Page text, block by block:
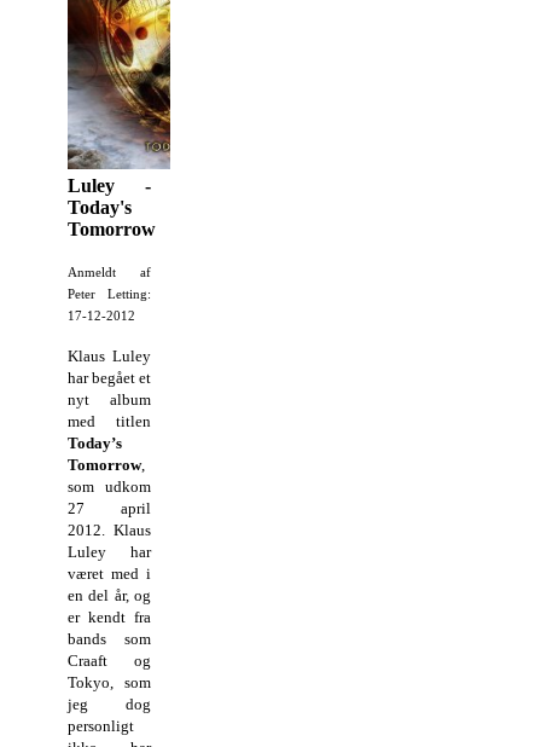
Luley -
Today's
Tomorrow
Anmeldt af
Peter Letting:
17-12-2012
Klaus Luley
har begået et
nyt album
med titlen
Today’s
Tomorrow,
som udkom
27 april
2012. Klaus
Luley har
været med i
en del år, og
er kendt fra
bands som
Craaft og
Tokyo, som
jeg dog
personligt